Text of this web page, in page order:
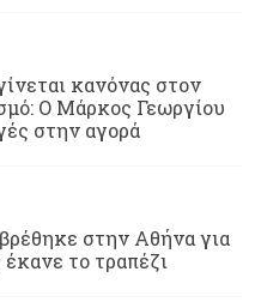
κανόνας στον
Ο Μάρκος Γεωργίου
στην αγορά
στην Αθήνα για
το τραπέζι